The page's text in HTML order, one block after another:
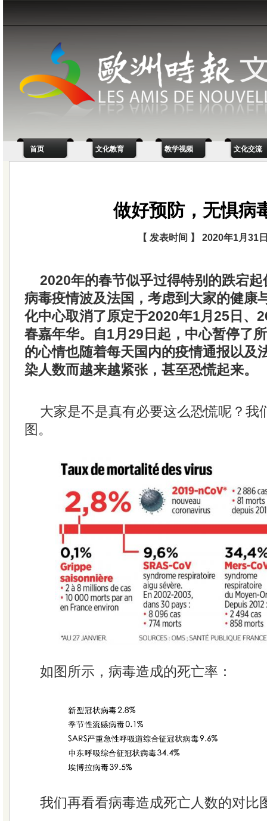
首页 文化教育 教学视频 文化交流
做好预防，无惧病
【 发表时间 】 2020年1月31
2020年的春节似乎过得特别的跌宕
病毒疫情波及法国，考虑到大家的健康
化中心取消了原定于2020年1月25日、
春嘉年华。自1月29日起，中心暂停了
的心情也随着每天国内的疫情通报以及
染人数而越来越紧张，甚至恐慌起来。
大家是不是真有必要这么恐慌呢？我
图。
如图所示，病毒造成的死亡率：
我们再看看病毒造成死亡人数的对比